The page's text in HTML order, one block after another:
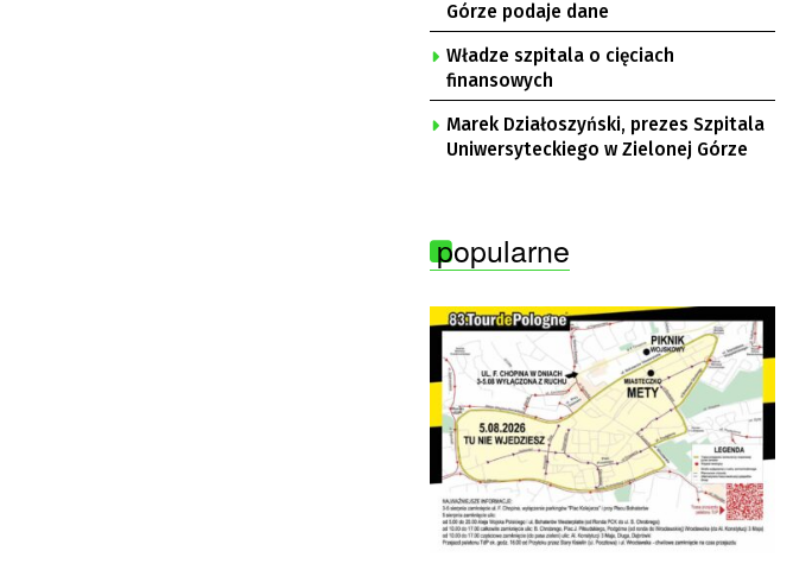
Górze podaje dane
Władze szpitala o cięciach
finansowych
Marek Działoszyński, prezes Szpitala
Uniwersyteckiego w Zielonej Górze
popularne